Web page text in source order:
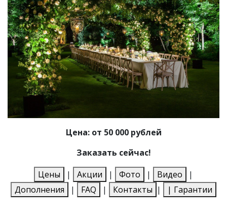
Цена: от 50 000 рублей
Заказать сейчас!
Цены
| Акции | Фото | Видео
|
Дополнения
| FAQ | Контакты | | Гарантии